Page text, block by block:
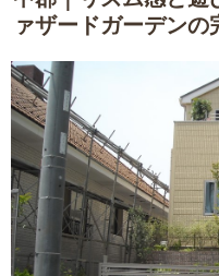
ァザードガーデンの